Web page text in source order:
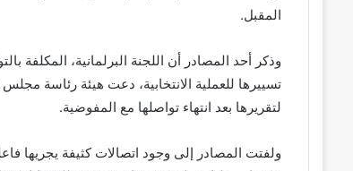
المقبل.
وذكر أحد المصادر أن اللجنة البرلمانية، المكلفة
تسييرها للعملية الانتخابية، دعت هيئة رئاسة
لتقريرها بعد انتهاء تواصلها مع المفوضية.
ولفتت المصادر إلى وجود اتصالات كثيفة يجريها